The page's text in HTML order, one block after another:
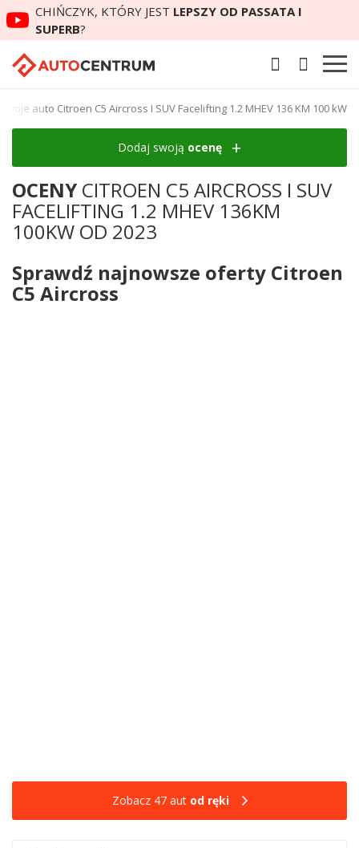
CHIŃCZYK, KTÓRY JEST LEPSZY OD PASSATA I
SUPERB?
auto Citroen C5 Aircross I SUV Facelifting 1.2 MHEV 136 KM 100 kW
Dodaj swoją ocenę
OCENY CITROEN C5 AIRCROSS I SUV
FACELIFTING 1.2 MHEV 136KM
100KW OD 2023
Sprawdź najnowsze oferty Citroen
C5 Aircross
Zobacz 47 aut od ręki